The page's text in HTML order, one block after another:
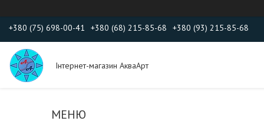
+380 (75) 698-00-41 +380 (68) 215-85-68 +380 (93) 215-85-68
Інтернет-магазин АкваАрт